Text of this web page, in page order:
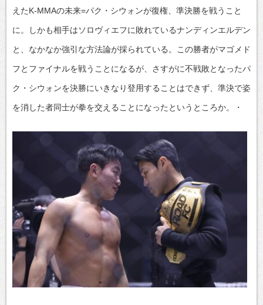
えたK-MMAの未来=パク・シウォンが復権、準決勝を戦うこと
に。しかも相手はソロヴィエフに敗れているナンディンエルデン
と、なかなか強引な方法論が採られている。この勝者がマゴメド
フとファイナルを戦うことになるが、さすがに不戦敗となったパ
ク・シウォンを決勝にいきなり登用することはできず、準決で姿
を消した者同士が拳を交えることになったというところか。・